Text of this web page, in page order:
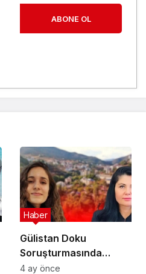
ABONE OL
Gülistan Doku
Soruşturmasında
Cinayet Şüphesiyle 7
Haber
4 ay önce